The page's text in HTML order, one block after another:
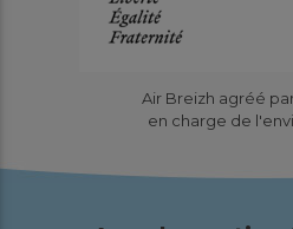
Air Breizh agréé
en charge de